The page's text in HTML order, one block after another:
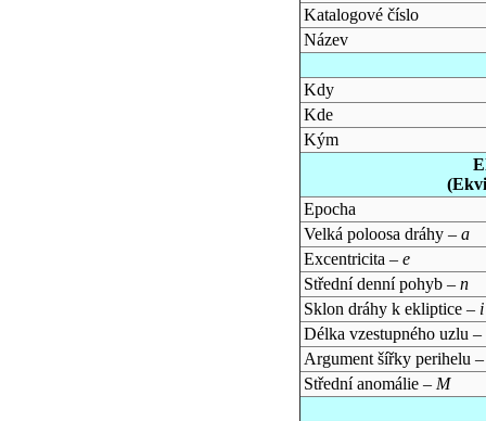
Katalogové číslo
Název
Kdy
Kde
Kým
Epocha
Velká poloosa dráhy – a
Excentricita – e
Střední denní pohyb – n
Sklon dráhy k ekliptice – i
Délka vzestupného uzlu –
Argument šířky perihelu
Střední anomálie – M